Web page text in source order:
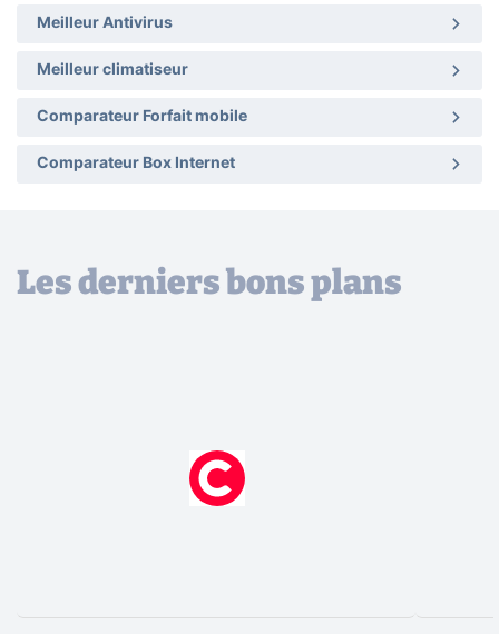
Meilleur Antivirus
Meilleur climatiseur
Comparateur Forfait mobile
Comparateur Box Internet
Les derniers bons plans